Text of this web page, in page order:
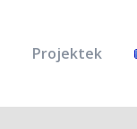
Projektek